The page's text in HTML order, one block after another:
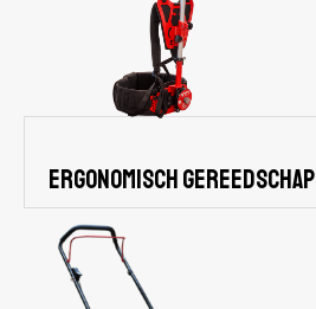
Ergonomisch gereedschap